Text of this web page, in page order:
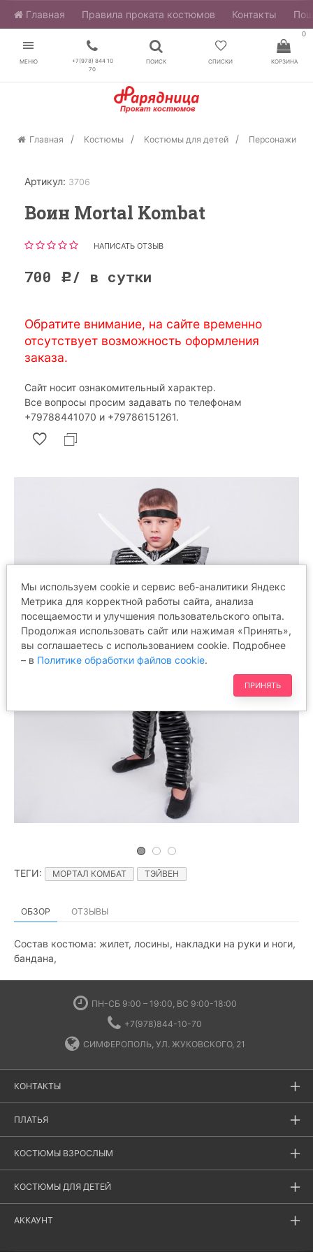
Главная ​Правила проката костюмов Контакты
МЕНЮ
+7(978) 844 10
70
ПОИСК СПИСКИ
0
КОРЗИНА
Главная Костюмы Костюмы для детей Персонажи
Артикул: 3706
Воин Mortal Kombat
НАПИСАТЬ ОТЗЫВ
700 Р / в сутки
Обратите внимание, на сайте временно
отсутствует возможность оформления
заказа.
Сайт носит ознакомительный характер.
Все вопросы просим задавать по телефонам
‎+79788441070 и ‎+79786151261.
ТЕГИ: МОРТАЛ КОМБАТ ТЭЙВЕН
ОБЗОР ОТЗЫВЫ
Состав костюма: жилет, лосины, накладки на руки и ноги,
бандана,
ПН-СБ 9:00 – 19:00, ВС 9:00-18:00
+7(978)844-10-70
СИМФЕРОПОЛЬ, УЛ. ЖУКОВСКОГО, 21
КОНТАКТЫ
ПЛАТЬЯ
КОСТЮМЫ ВЗРОСЛЫМ
КОСТЮМЫ ДЛЯ ДЕТЕЙ
АККАУНТ
Мы используем cookie и сервис веб-аналитики Яндекс
Метрика для корректной работы сайта, анализа
посещаемости и улучшения пользовательского опыта.
Продолжая использовать сайт или нажимая «Принять»,
вы соглашаетесь с использованием cookie. Подробнее
– в Политике обработки файлов cookie.
ПРИНЯТЬ